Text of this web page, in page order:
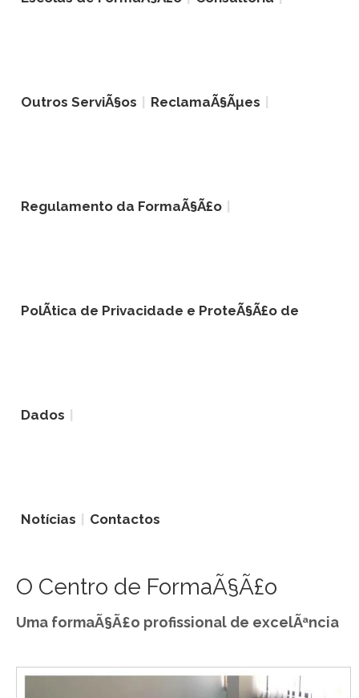
Outros ServiÃ§os ReclamaÃ§Ãµes
Regulamento da FormaÃ§Ã£o
PolÃ­tica de Privacidade e ProteÃ§Ã£o de
Dados
Notícias Contactos
O Centro de FormaÃ§Ã£o
Uma formaÃ§Ã£o profissional de excelÃªncia